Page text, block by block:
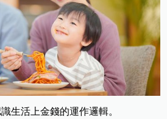
生活上金錢的運作邏輯。